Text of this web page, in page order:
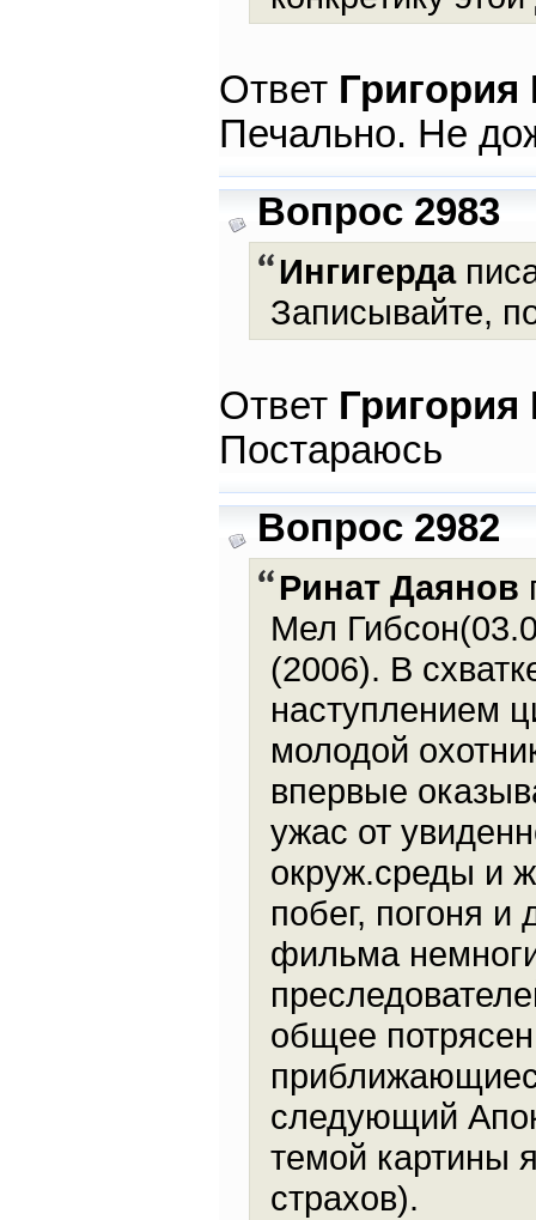
Ответ
Печально. Не
Вопрос 2983
Ингигерда
Записывайте,
Ответ
Постараюсь
Вопрос 2982
Ринат Даянов
Мел
(2006). В
наступлением
молодой
впервые
ужас от
окруж.среды и
побег, погоня
фильма
общее
следующий
темой картины
страхов).